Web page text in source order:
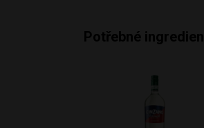
Potřebné